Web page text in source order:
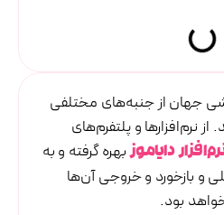
جهان از جنبه‌های مختلفی
نرم‌افزارها و پلتفرم‌های
دایاموزبهره گرفته و به
و بازخورد و خروجی آن‌ها
بود.